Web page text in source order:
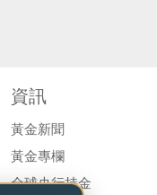
資訊
黃金新聞
黃金專欄
全球央行持金